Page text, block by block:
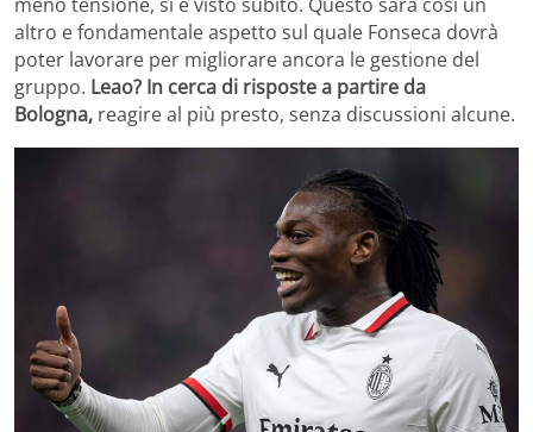
meno tensione, si è visto subito. Questo sarà così un
altro e fondamentale aspetto sul quale Fonseca dovrà
poter lavorare per migliorare ancora le gestione del
gruppo. Leao? In cerca di risposte a partire da
Bologna, reagire al più presto, senza discussioni alcune.